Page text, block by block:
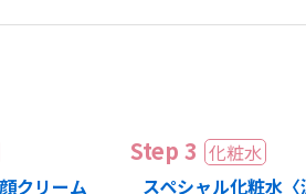
クリーム
スペシャル化粧水〈